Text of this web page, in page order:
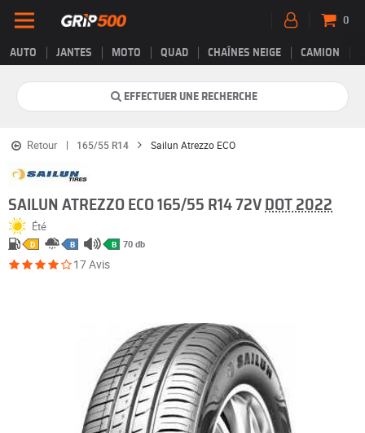
AUTO JANTES MOTO QUAD CHAÎNES NEIGE CAMION
0
EFFECTUER UNE RECHERCHE
Retour 165/55 R14 Sailun Atrezzo ECO
SAILUN ATREZZO ECO 165/55 R14 72V DOT 2022
Été
D B B 70 db
17 Avis